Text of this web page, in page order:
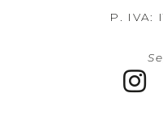
P. IVA: